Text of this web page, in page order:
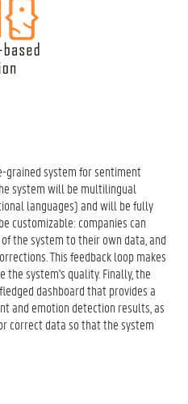
grained system for sentiment
system will be multilingual
languages) and will be fully
customizable: companies can
the system to their own data, and
This feedback loop makes
system's quality. Finally, the
dashboard that provides a
and emotion detection results, as
correct data so that the system